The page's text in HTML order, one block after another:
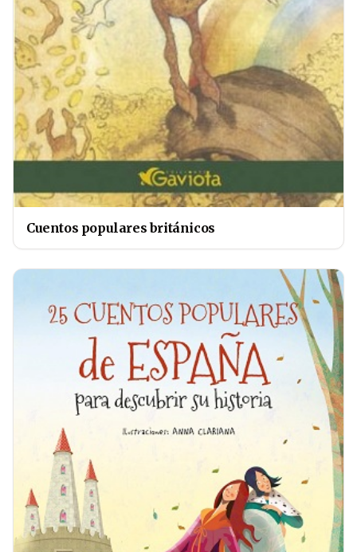
Cuentos populares británicos